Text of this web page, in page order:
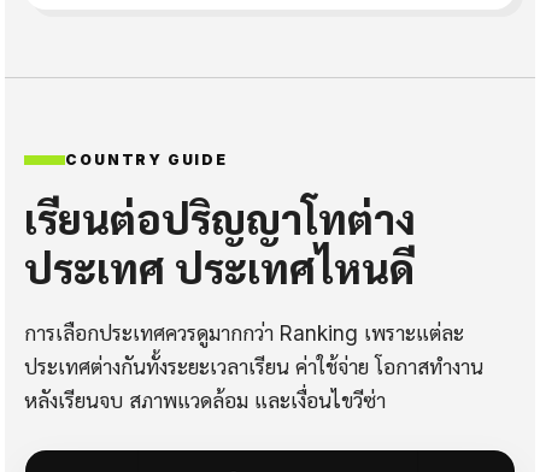
COUNTRY GUIDE
เรียนต่อปริญญาโทต่าง
ประเทศ ประเทศไหนดี
การเลือกประเทศควรดูมากกว่า Ranking เพราะแต่ละ
ประเทศต่างกันทั้งระยะเวลาเรียน ค่าใช้จ่าย โอกาสทำงาน
หลังเรียนจบ สภาพแวดล้อม และเงื่อนไขวีซ่า